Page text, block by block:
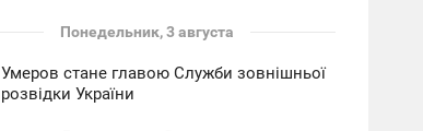
Понедельник, 3 августа
Умеров стане главою Служби зовнішньої
розвідки України